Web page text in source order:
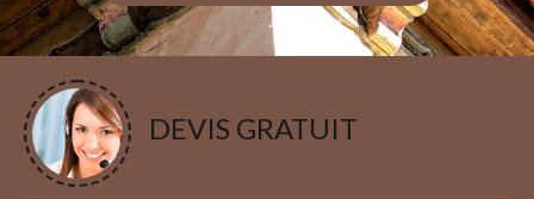
DEVIS GRATUIT